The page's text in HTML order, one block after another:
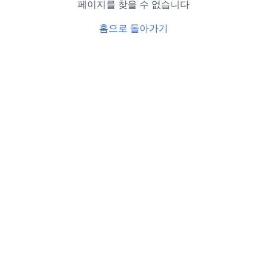
페이지를 찾을 수 없습니다
홈으로 돌아가기